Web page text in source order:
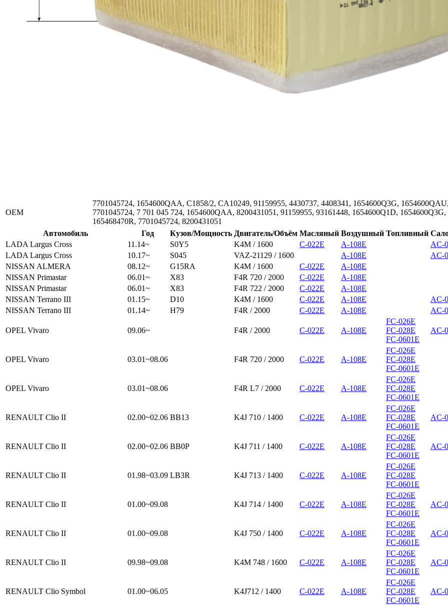
ОЕМ
7701045724, 1654600QAA, C1858/2, CA10249, 91159955, 4430737, 4408341, 1654600Q3G,
7701045724, 7 701 045 724, 1654600QAA, 8200431051, 91159955, 93161448, 1654600Q1D,
165468470R, 7701045724, 8200431051
Автомобиль
Год Кузов/Мощность Двигатель/Объём Масляный Воздушный Топливный
LADA Largus Cross
11.14~ S0Y5 K4M / 1600 C-022E A-108E
AC-
LADA Largus Cross
10.17~ S045 VAZ-21129 / 1600 A-108E
AC-
NISSAN ALMERA
08.12~ G15RA K4M / 1600 C-022E
A-108E
NISSAN Primastar
06.01~ X83 F4R 720 / 2000 C-022E
A-108E
NISSAN Primastar
06.01~ X83 F4R 722 / 2000 C-022E
A-108E
NISSAN Terrano III
01.15~ D10 K4M / 1600 C-022E A-108E
AC-
NISSAN Terrano III
01.14~ H79 F4R / 2000 C-022E A-108E AC-
OPEL Vivaro 09.06~ F4R / 2000 C-022E A-108E
FC-026E
FC-028E
FC-0601E
AC-
OPEL Vivaro 03.01~08.06 F4R 720 / 2000 C-022E A-108E
FC-026E
FC-028E
FC-0601E
OPEL Vivaro 03.01~08.06 F4R L7 / 2000 C-022E A-108E
FC-026E
FC-028E
FC-0601E
RENAULT Clio II 02.00~02.06 BB13 K4J 710 / 1400 C-022E A-108E
FC-026E
FC-028E
FC-0601E
AC-
RENAULT Clio II 02.00~02.06 BB0P K4J 711 / 1400 C-022E A-108E
FC-026E
FC-028E
FC-0601E
AC-
RENAULT Clio II 01.98~03.09 LB3R K4J 713 / 1400 C-022E A-108E
FC-026E
FC-028E
FC-0601E
RENAULT Clio II 01.00~09.08 K4J 714 / 1400 C-022E A-108E
FC-026E
FC-028E
FC-0601E
AC-
RENAULT Clio II 01.00~09.08 K4J 750 / 1400 C-022E A-108E
FC-026E
FC-028E
FC-0601E
AC-
RENAULT Clio II 09.98~09.08 K4M 748 / 1600 C-022E A-108E
FC-026E
FC-028E
FC-0601E
AC-
RENAULT Clio Symbol 01.00~06.05 K4J712 / 1400 C-022E A-108E
FC-026E
FC-028E
FC-0601E
AC-